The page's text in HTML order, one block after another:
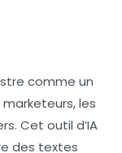
comme un
marketeurs, les
Cet outil d’IA
des textes